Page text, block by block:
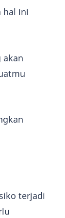
hal ini
akan
terjadi